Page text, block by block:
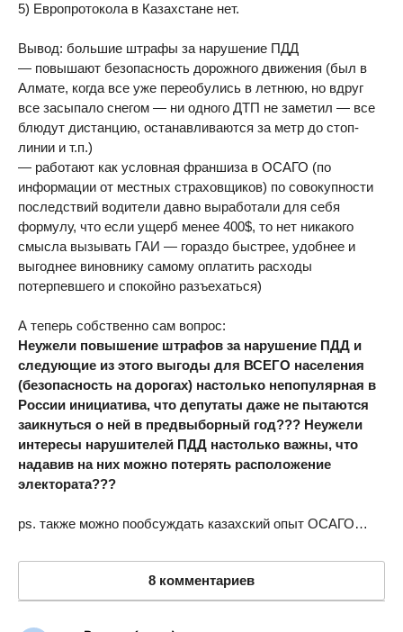
5) Европротокола в Казахстане нет.
Вывод: большие штрафы за нарушение ПДД
— повышают безопасность дорожного движения (был в
Алмате, когда все уже переобулись в летнюю, но вдруг
все засыпало снегом — ни одного ДТП не заметил — все
блюдут дистанцию, останавливаются за метр до стоп-
линии и т.п.)
— работают как условная франшиза в ОСАГО (по
информации от местных страховщиков) по совокупности
последствий водители давно выработали для себя
формулу, что если ущерб менее 400$, то нет никакого
смысла вызывать ГАИ — гораздо быстрее, удобнее и
выгоднее виновнику самому оплатить расходы
потерпевшего и спокойно разъехаться)
А теперь собственно сам вопрос:
Неужели повышение штрафов за нарушение ПДД и
следующие из этого выгоды для ВСЕГО населения
(безопасность на дорогах) настолько непопулярная в
России инициатива, что депутаты даже не пытаются
заикнуться о ней в предвыборный год??? Неужели
интересы нарушителей ПДД настолько важны, что
надавив на них можно потерять расположение
электората???
ps. также можно пообсуждать казахский опыт ОСАГО…
8 комментариев